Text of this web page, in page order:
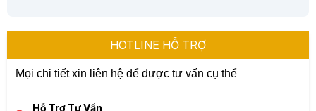
HOTLINE HỖ TRỢ
Mọi chi tiết xin liên hệ để được tư vấn cụ thể
Hỗ Trợ Tư Vấn